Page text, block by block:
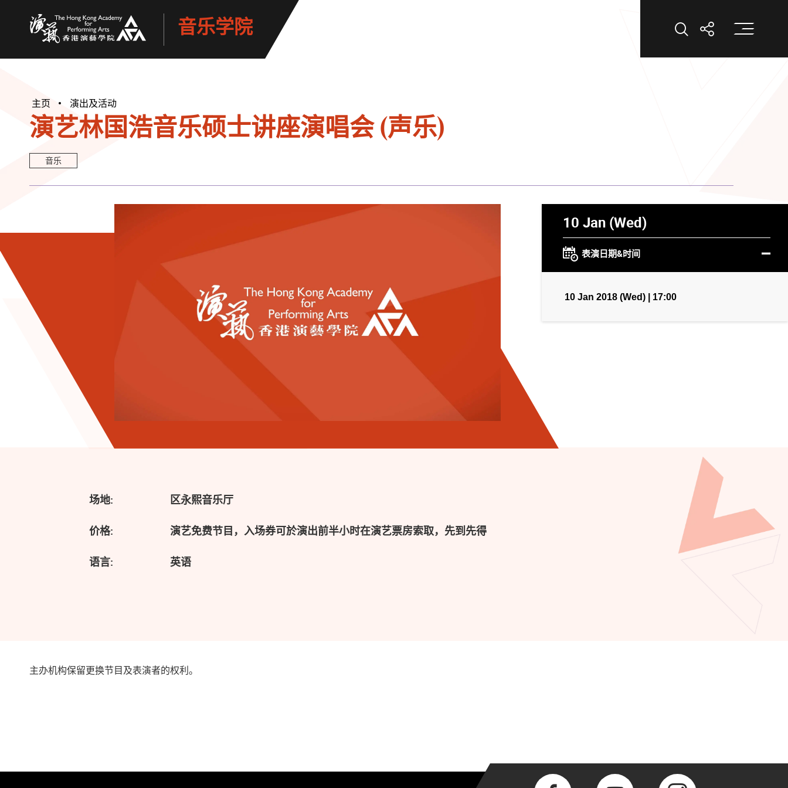
音乐学院 打开搜索打开分享打
主页 演出及活动
演艺林国浩音乐硕士讲座演唱会 (声乐)
音乐
10 Jan (Wed)
表演日期&时间
10 Jan 2018 (Wed) | 17:00
场地: 区永熙音乐厅
价格: 演艺免费节目，入场券可於演出前半小时在演艺票房索取，先到先得
语言: 英语
主办机构保留更换节目及表演者的权利。